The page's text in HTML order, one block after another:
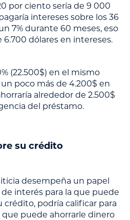
por ciento sería de 9 000
intereses sobre los 36
7% durante 60 meses, eso
6.700 dólares en intereses.
(22.500$) en el mismo
poco más de 4.200$ en
alrededor de 2.500$
del préstamo.
su crédito
desempeña un papel
interés para la que puede
crédito, podría calificar para
que puede ahorrarle dinero